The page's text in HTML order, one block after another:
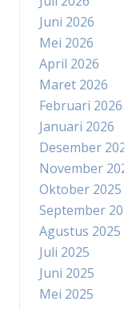
Juni 2026
Mei 2026
April 2026
Maret 2026
Februari 2026
Januari 2026
Desember
November
Oktober 2025
September
Agustus 2025
Juli 2025
Juni 2025
Mei 2025